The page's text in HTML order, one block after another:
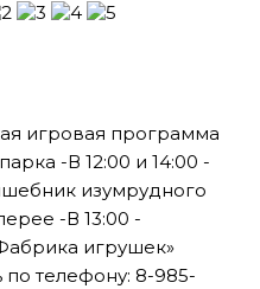
игровая программа
-В 12:00 и 14:00 -
изумрудного
-В 13:00 -
игрушек»
телефону: 8-985-